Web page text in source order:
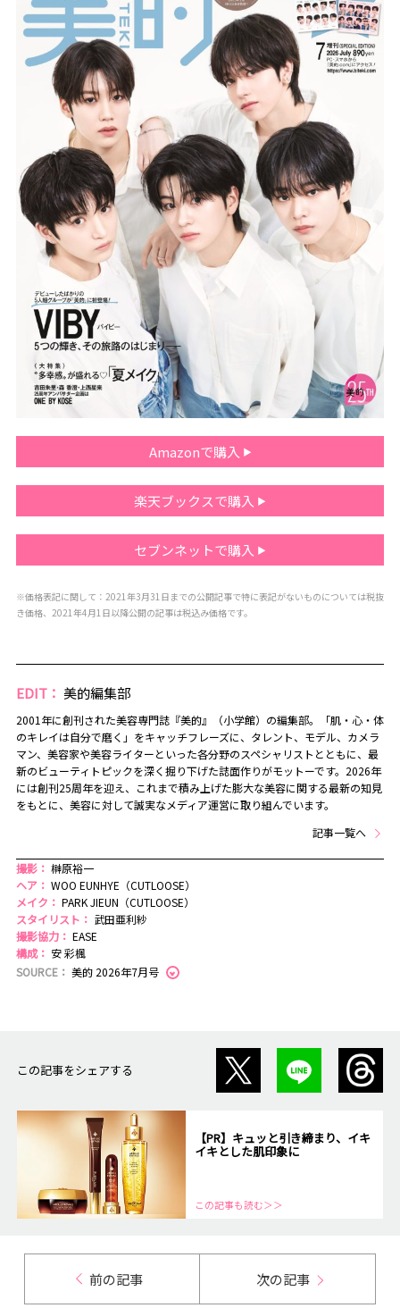
Amazonで購入
楽天ブックスで購入
セブンネットで購入
※価格表記に関して：2021年3月31日までの公開記事で特に表記がないものについては税抜
き価格、2021年4月1日以降公開の記事は税込み価格です。
EDIT： 美的編集部
2001年に創刊された美容専門誌『美的』（小学館）の編集部。「肌・心・体
のキレイは自分で磨く」をキャッチフレーズに、タレント、モデル、カメラ
マン、美容家や美容ライターといった各分野のスペシャリストとともに、最
新のビューティトピックを深く掘り下げた誌面作りがモットーです。2026年
には創刊25周年を迎え、これまで積み上げた膨大な美容に関する最新の知見
をもとに、美容に対して誠実なメディア運営に取り組んでいます。
記事一覧へ
撮影： 榊原裕一
ヘア： WOO EUNHYE（CUTLOOSE）
メイク： PARK JIEUN（CUTLOOSE）
スタイリスト： 武田亜利紗
撮影協力： EASE
構成： 安 彩楓
SOURCE： 美的 2026年7月号
この記事をシェアする
【PR】キュッと引き締まり、イキ
イキとした肌印象に
この記事も読む＞＞
前の記事 次の記事